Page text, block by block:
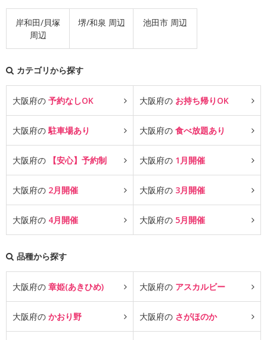
岸和田/貝塚
周辺
堺/和泉 周辺 池田市 周辺
カテゴリから探す
大阪府の 予約なしOK 大阪府の お持ち帰りOK
大阪府の駐車場あり 大阪府の 食べ放題あり
大阪府の 【安心】予約制 大阪府の 1月開催
大阪府の 2月開催 大阪府の 3月開催
大阪府の 4月開催 大阪府の 5月開催
品種から探す
大阪府の 章姫(あきひめ) 大阪府の アスカルビー
大阪府の かおり野 大阪府の さがほのか